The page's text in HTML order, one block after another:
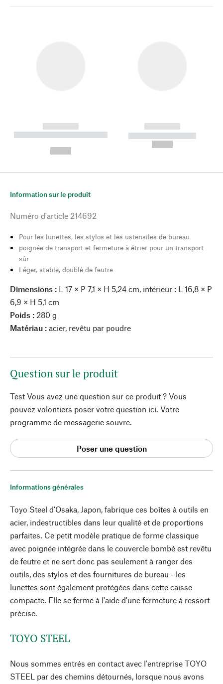
------------
----------- ----------- --------
------------
----------- -----------
Informations générales
Toyo Steel d'Osaka, Japon, fabrique ces boîtes à outils en
acier, indestructibles dans leur qualité et de proportions
parfaites. Ce petit modèle pratique de forme classique
avec poignée intégrée dans le couvercle bombé est revêtu
de feutre et ne sert donc pas seulement à ranger des
outils, des stylos et des fournitures de bureau - les
lunettes sont également protégées dans cette caisse
compacte. Elle se ferme à l'aide d'une fermeture à ressort
précise.
TOYO STEEL
Nous sommes entrés en contact avec l'entreprise TOYO
STEEL par des chemins détournés, lorsque nous avons
Information sur le produit
Numéro d'article 214692
Pour les lunettes, les stylos et les ustensiles de bureau
poignée de transport et fermeture à étrier pour un transport
sûr
Léger, stable, doublé de feutre
Dimensions : L 17 × P 7,1 × H 5,24 cm, intérieur : L 16,8 × P
6,9 × H 5,1 cm
Poids : 280 g
Matériau : acier, revêtu par poudre
Question sur le produit
Test Vous avez une question sur ce produit ? Vous
pouvez volontiers poser votre question ici. Votre
programme de messagerie souvre.
Poser une question